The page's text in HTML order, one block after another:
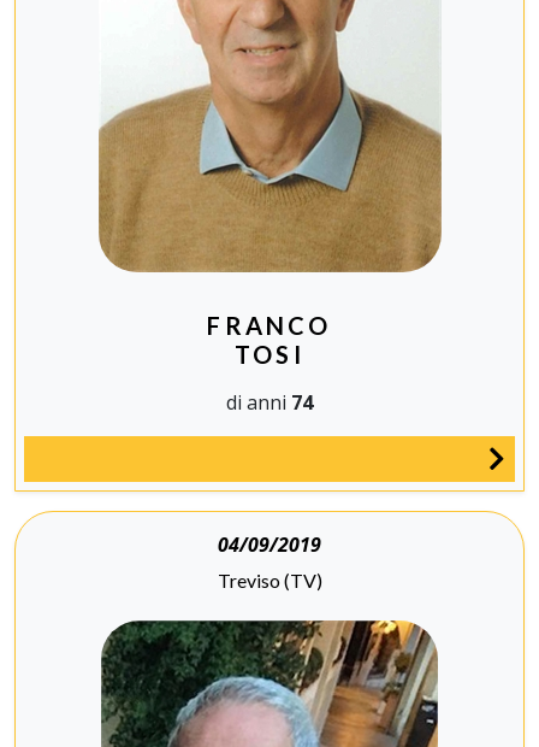
FRANCO
TOSI
di anni 74
04/09/2019
Treviso (TV)